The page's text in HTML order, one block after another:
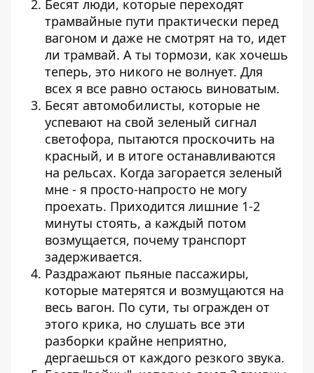
Бесят люди, которые переходят
трамвайные пути практически перед
вагоном и даже не смотрят на то, идет
ли трамвай. А ты тормози, как хочешь
теперь, это никого не волнует. Для
всех я все равно остаюсь виноватым.
Бесят автомобилисты, которые не
успевают на свой зеленый сигнал
светофора, пытаются проскочить на
красный, и в итоге останавливаются
на рельсах. Когда загорается зеленый
мне - я просто-напросто не могу
проехать. Приходится лишние 1-2
минуты стоять, а каждый потом
возмущается, почему транспорт
задерживается.
Раздражают пьяные пассажиры,
которые матерятся и возмущаются на
весь вагон. По сути, ты огражден от
этого крика, но слушать все эти
разборки крайне неприятно,
дергаешься от каждого резкого звука.